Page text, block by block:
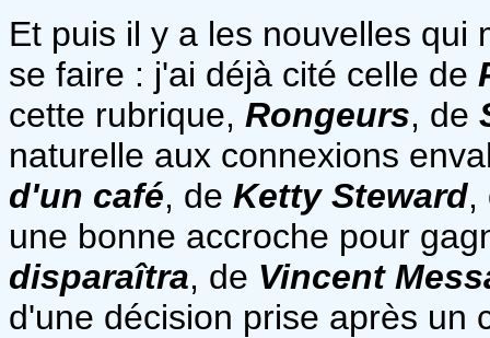
Et puis il y a les nouvelles qui
se faire : j'ai déjà cité celle de
cette rubrique, Rongeurs, de
naturelle aux connexions
d'un café, de Ketty Steward,
une bonne accroche pour
disparaîtra, de Vincent
d'une décision prise après un